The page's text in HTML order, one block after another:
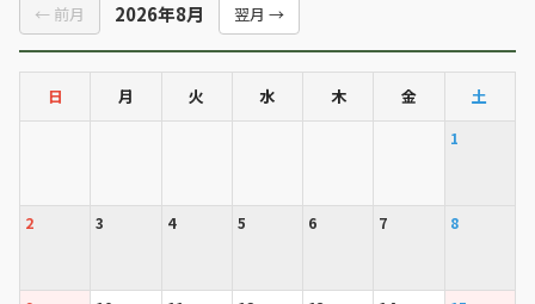
← 前月
2026年8月 翌月 →
日 月 火 水 木 金 土
1
2 3 4 5 6 7 8